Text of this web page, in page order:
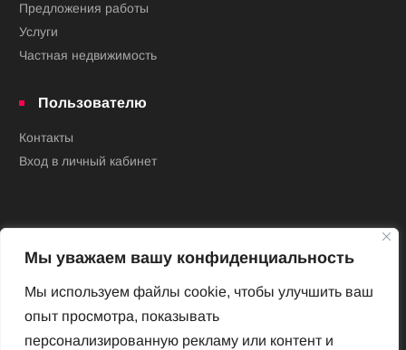
Мы уважаем вашу конфиденциальность
Мы используем файлы cookie, чтобы улучшить ваш
опыт просмотра, показывать
персонализированную рекламу или контент и
Предложения работы
Услуги
Частная недвижимость
Пользователю
Контакты
Вход в личный кабинет
Новый Венский журнал